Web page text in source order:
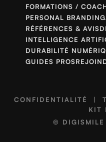
FORMATIONS /
PERSONAL BRANDING
RÉFÉRENCES & AVIS
INTELLIGENCE
DURABILITÉ
GUIDES PROS
CONFIDENTIALITÉ |
KIT
© DIGISMILE